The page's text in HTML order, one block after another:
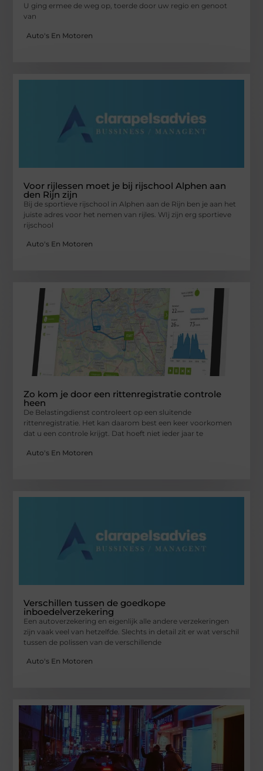
U ging ermee de weg op, toerde door uw regio en genoot
van
Auto's En Motoren
Voor rijlessen moet je bij rijschool Alphen aan
den Rijn zijn
Bij de sportieve rijschool in Alphen aan de Rijn ben je aan het
juiste adres voor het nemen van rijles. WIj zijn erg sportieve
rijschool
Auto's En Motoren
Zo kom je door een rittenregistratie controle
heen
De Belastingdienst controleert op een sluitende
rittenregistratie. Het kan daarom best een keer voorkomen
dat u een controle krijgt. Dat hoeft niet ieder jaar te
Auto's En Motoren
Verschillen tussen de goedkope
inboedelverzekering
Een autoverzekering en eigenlijk alle andere verzekeringen
zijn vaak veel van hetzelfde. Slechts in detail zit er wat verschil
tussen de polissen van de verschillende
Auto's En Motoren